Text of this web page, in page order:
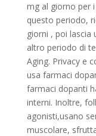
mg al giorno per
questo periodo,
giorni , poi lascia
altro periodo di
Aging. Privacy e
usa farmaci
farmaci dopanti
interni. Inoltre,
agonisti,usano
muscolare,